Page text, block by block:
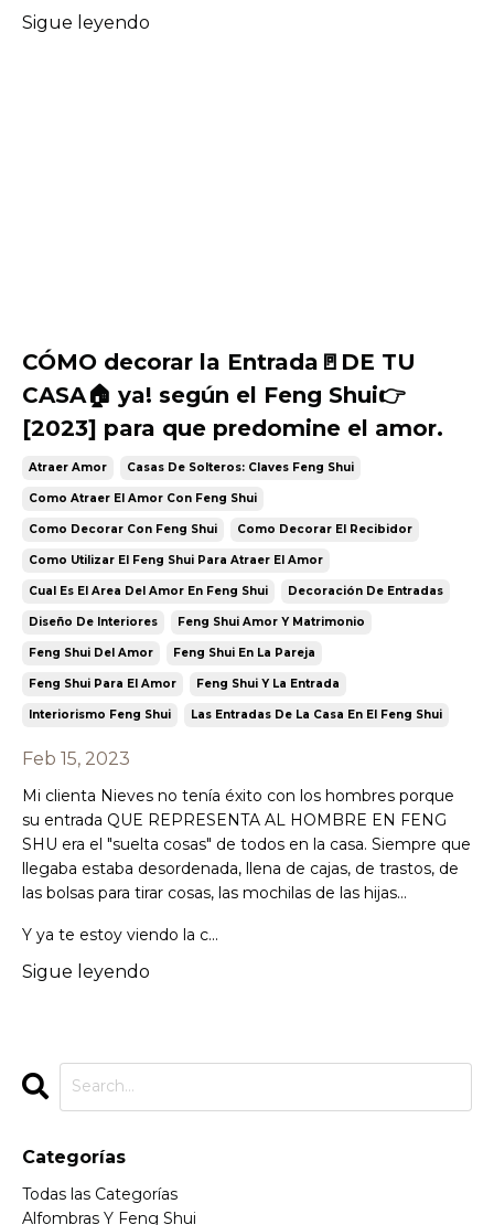
Sigue leyendo
CÓMO decorar la Entrada🚪DE TU
CASA🏠 ya! según el Feng Shui👉
[2023] para que predomine el amor.
Atraer Amor Casas De Solteros: Claves Feng Shui
Como Atraer El Amor Con Feng Shui
Como Decorar Con Feng Shui Como Decorar El Recibidor
Como Utilizar El Feng Shui Para Atraer El Amor
Cual Es El Area Del Amor En Feng Shui Decoración De Entradas
Diseño De Interiores Feng Shui Amor Y Matrimonio
Feng Shui Del Amor Feng Shui En La Pareja
Feng Shui Para El Amor Feng Shui Y La Entrada
Interiorismo Feng Shui Las Entradas De La Casa En El Feng Shui
Feb 15, 2023
Mi clienta Nieves no tenía éxito con los hombres porque
su entrada QUE REPRESENTA AL HOMBRE EN FENG
SHU era el "suelta cosas" de todos en la casa. Siempre que
llegaba estaba desordenada, llena de cajas, de trastos, de
las bolsas para tirar cosas, las mochilas de las hijas…
Y ya te estoy viendo la c...
Sigue leyendo
Categorías
Todas las Categorías
Alfombras Y Feng Shui